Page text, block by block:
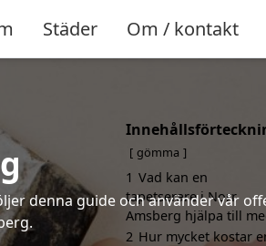
Städer Om / kontakt
denna guide och använder vår
gömma
1 Vad kan en
tapetserare i Norr
Amsberg hjälpa till
2 Hur mycket kostar